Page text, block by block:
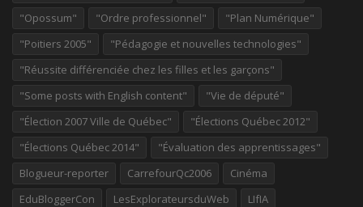
"Opossum"
"Ordre professionnel"
"Plan Numérique"
"Poitiers 2005"
"Pédagogie et nouvelles technologies"
"Réussite différenciée chez les filles et les garçons"
"Some posts with English content"
"Vie de député"
"Élection 2007 Ville de Québec"
"Élections Québec 2012"
"Élections Québec 2014"
"Évaluation des apprentissages"
Blogueur-reporter
CarrefourQc2006
Cinéma
EduBloggerCon
LesExplorateursduWeb
LIfIA